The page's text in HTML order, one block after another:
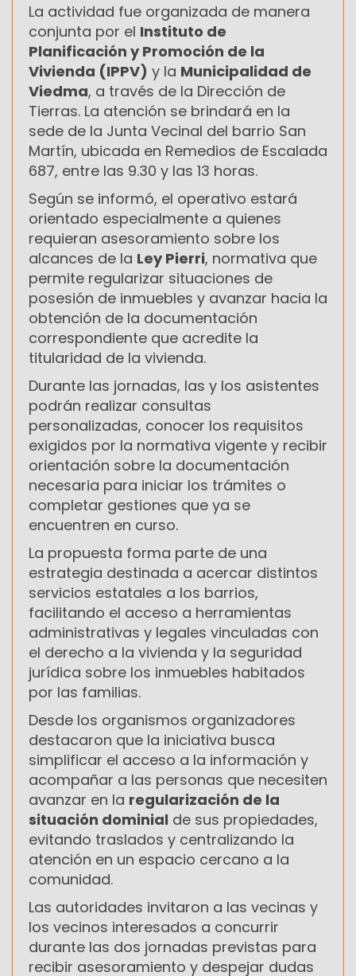
La actividad fue organizada de manera
conjunta por el Instituto de
Planificación y Promoción de la
Vivienda (IPPV) y la Municipalidad de
Viedma, a través de la Dirección de
Tierras. La atención se brindará en la
sede de la Junta Vecinal del barrio San
Martín, ubicada en Remedios de Escalada
687, entre las 9.30 y las 13 horas.
Según se informó, el operativo estará
orientado especialmente a quienes
requieran asesoramiento sobre los
alcances de la Ley Pierri, normativa que
permite regularizar situaciones de
posesión de inmuebles y avanzar hacia la
obtención de la documentación
correspondiente que acredite la
titularidad de la vivienda.
Durante las jornadas, las y los asistentes
podrán realizar consultas
personalizadas, conocer los requisitos
exigidos por la normativa vigente y recibir
orientación sobre la documentación
necesaria para iniciar los trámites o
completar gestiones que ya se
encuentren en curso.
La propuesta forma parte de una
estrategia destinada a acercar distintos
servicios estatales a los barrios,
facilitando el acceso a herramientas
administrativas y legales vinculadas con
el derecho a la vivienda y la seguridad
jurídica sobre los inmuebles habitados
por las familias.
Desde los organismos organizadores
destacaron que la iniciativa busca
simplificar el acceso a la información y
acompañar a las personas que necesiten
avanzar en la regularización de la
situación dominial de sus propiedades,
evitando traslados y centralizando la
atención en un espacio cercano a la
comunidad.
Las autoridades invitaron a las vecinas y
los vecinos interesados a concurrir
durante las dos jornadas previstas para
recibir asesoramiento y despejar dudas